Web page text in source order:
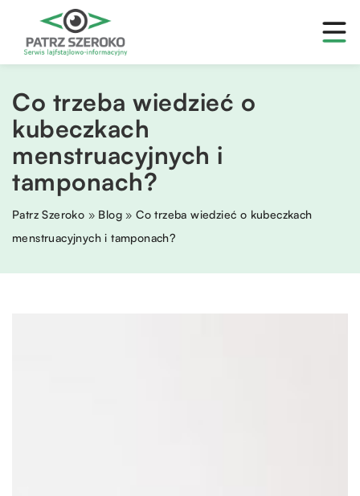
Co trzeba wiedzieć o
kubeczkach
menstruacyjnych i
tamponach?
Patrz Szeroko » Blog »Co trzeba wiedzieć o kubeczkach
menstruacyjnych i tamponach?